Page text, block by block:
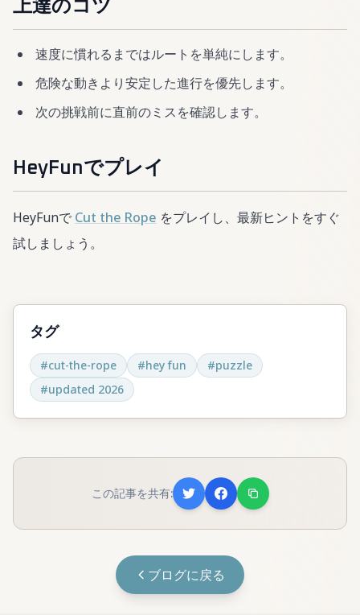
上達のコツ
速度に慣れるまではルートを単純にします。
危険な動きより安定した進行を優先します。
次の挑戦前に直前のミスを確認します。
HeyFunでプレイ
HeyFunで Cut the Rope をプレイし、最新ヒントをすぐ
試しましょう。
タグ
#cut-the-rope #hey fun #puzzle
#updated 2026
この記事を共有:
ブログに戻る